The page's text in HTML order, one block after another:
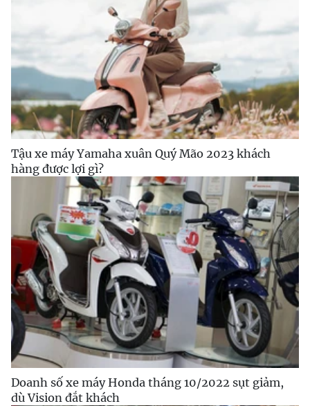
Tậu xe máy Yamaha xuân Quý Mão 2023 khách
hàng được lợi gì?
Doanh số xe máy Honda tháng 10/2022 sụt giảm,
dù Vision đắt khách